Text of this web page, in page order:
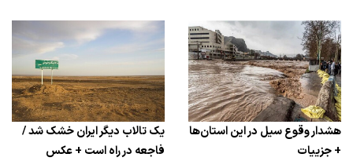
هشدار وقوع سیل در این استان‌ها
+ جزییات
یک تالاب دیگر ایران خشک شد /
فاجعه در راه است + عکس